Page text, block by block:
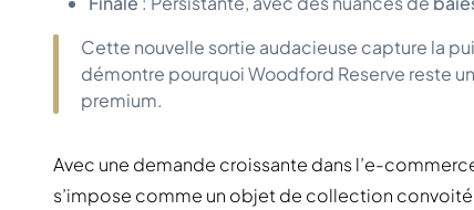
Cette nouvelle sortie audacieuse capture la
démontre pourquoi Woodford Reserve reste
premium.
Avec une demande croissante dans l’e-
s’impose comme un objet de collection